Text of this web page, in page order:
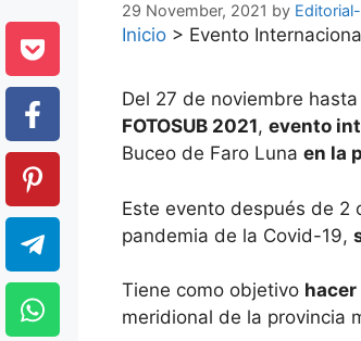
29 November, 2021 by
Inicio > Evento
Del 27 de noviembre
FOTOSUB 2021, evento
Buceo de Faro Luna en la
Este evento después de 2
pandemia de la Covid-19,
Tiene como objetivo
meridional de la provincia